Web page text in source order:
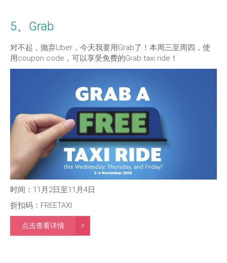
5、Grab
对不起，抛弃Uber，今天我要用Grab了！本周三至周四，使
用coupon code，可以享受免费的Grab taxi ride！
时间：11月2日至11月4日
折扣码：FREETAXI
点击查看详情